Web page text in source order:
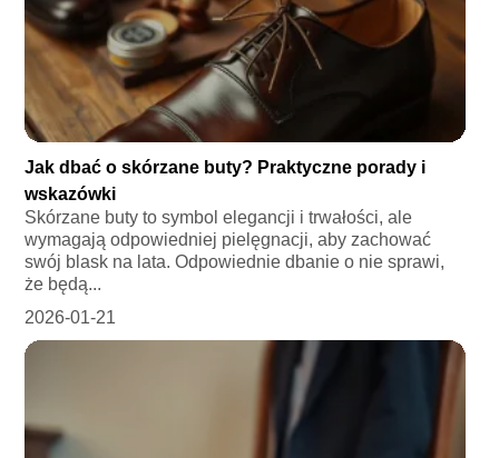
Jak dbać o skórzane buty? Praktyczne porady i
wskazówki
Skórzane buty to symbol elegancji i trwałości, ale
wymagają odpowiedniej pielęgnacji, aby zachować
swój blask na lata. Odpowiednie dbanie o nie sprawi,
że będą...
2026-01-21